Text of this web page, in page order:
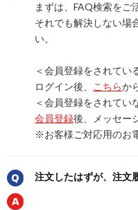
まずは、FAQ検索をご
それでも解決しない場
い。
＜会員登録をされてい
ログイン後、
こちらか
＜会員登録をされてい
会員登録後、メッセー
※お客様ご対応用のお
注文したはずが、注文